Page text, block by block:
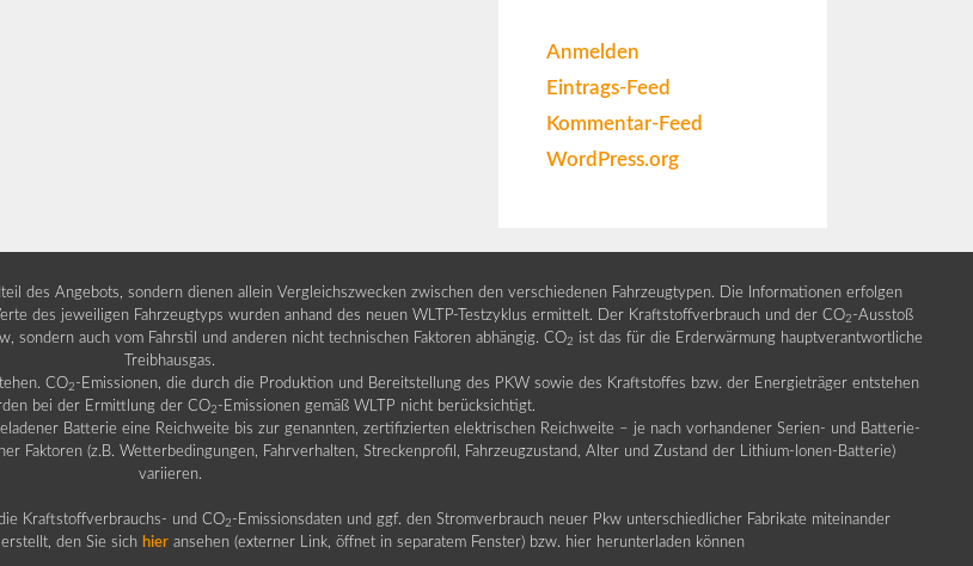
Anmelden
Eintrags-Feed
Kommentar-Feed
WordPress.org
des Angebots, sondern dienen allein Vergleichszwecken zwischen den verschiedenen Fahrzeugtypen. Die Informationen erfolgen
des jeweiligen Fahrzeugtyps wurden anhand des neuen WLTP-Testzyklus ermittelt. Der Kraftstoffverbrauch und der CO2 -Ausstoß
auch vom Fahrstil und anderen nicht technischen Faktoren abhängig. CO2 ist das für die Erderwärmung hauptverantwortliche
Treibhausgas.
CO2 -Emissionen, die durch die Produktion und Bereitstellung des PKW sowie des Kraftstoffes bzw. der Energieträger entstehen
bei der Ermittlung der CO2 -Emissionen gemäß WLTP nicht berücksichtigt.
Batterie eine Reichweite bis zur genannten, zertifizierten elektrischen Reichweite – je nach vorhandener Serien- und Batterie-
Faktoren (z.B. Wetterbedingungen, Fahrverhalten, Streckenprofil, Fahrzeugzustand, Alter und Zustand der Lithium-Ionen-Batterie)
variieren.
Kraftstoffverbrauchs- und CO2 -Emissionsdaten und ggf. den Stromverbrauch neuer Pkw unterschiedlicher Fabrikate miteinander
den Sie sich hier ansehen (externer Link, öffnet in separatem Fenster) bzw. hier herunterladen können